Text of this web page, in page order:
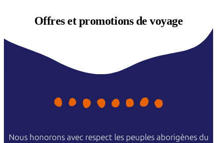
Offres etpromotions de voyage
Nous honorons avec respect les peuples aborigènes du